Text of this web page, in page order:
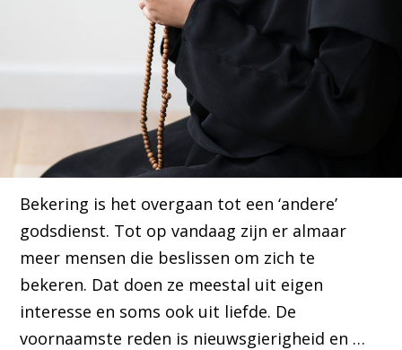
Bekering is het overgaan tot een ‘andere’
godsdienst. Tot op vandaag zijn er almaar
meer mensen die beslissen om zich te
bekeren. Dat doen ze meestal uit eigen
interesse en soms ook uit liefde. De
voornaamste reden is nieuwsgierigheid en …